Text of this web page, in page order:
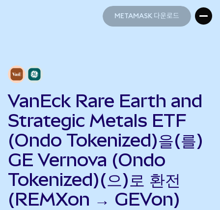
METAMASK 다운로드
VanEck Rare Earth and
Strategic Metals ETF
(Ondo Tokenized)을(를)
GE Vernova (Ondo
Tokenized)(으)로 환전
(REMXon → GEVon)